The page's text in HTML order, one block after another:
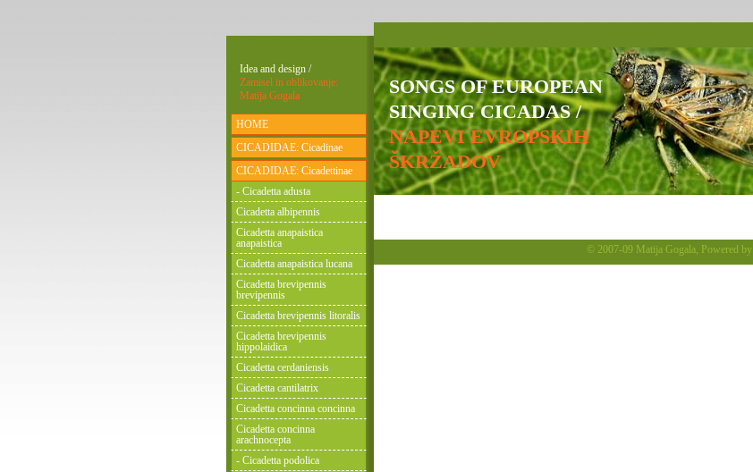
SONGS OF EUROPEAN
SINGING CICADAS /
NAPEVI EVROPSKIH
ŠKRŽADOV
© 2007-09 Matija Gogala, Powered by
Idea and design /
Zamisel in oblikovanje:
Matija Gogala
HOME
CICADIDAE: Cicadinae
CICADIDAE: Cicadettinae
- Cicadetta adusta
Cicadetta albipennis
Cicadetta anapaistica
anapaistica
Cicadetta anapaistica lucana
Cicadetta brevipennis
brevipennis
Cicadetta brevipennis litoralis
Cicadetta brevipennis
hippolaidica
Cicadetta cerdaniensis
Cicadetta cantilatrix
Cicadetta concinna concinna
Cicadetta concinna
arachnocepta
- Cicadetta podolica